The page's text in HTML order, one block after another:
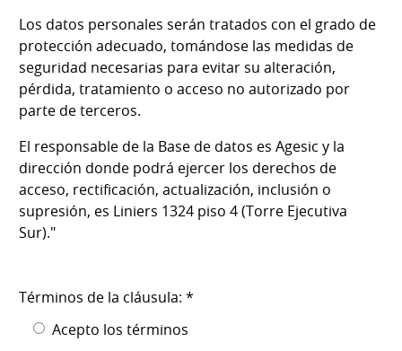
Los datos personales serán tratados con el grado de
protección adecuado, tomándose las medidas de
seguridad necesarias para evitar su alteración,
pérdida, tratamiento o acceso no autorizado por
parte de terceros.
El responsable de la Base de datos es Agesic y la
dirección donde podrá ejercer los derechos de
acceso, rectificación, actualización, inclusión o
supresión, es Liniers 1324 piso 4 (Torre Ejecutiva
Sur)."
Términos de la cláusula: *
Acepto los términos